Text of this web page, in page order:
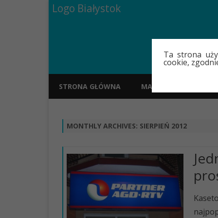
Ta strona
cookie,
Logo Białystok
STRONA GŁÓWNA MAPA
MONTHLY ARCHIVES: SIERPIEŃ 2012